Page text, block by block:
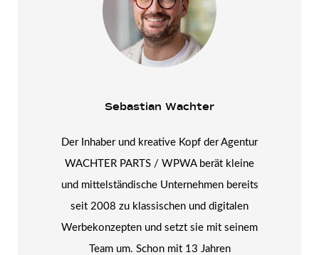
Sebastian Wachter
Der Inhaber und kreative Kopf der Agentur
WACHTER PARTS / WPWA berät kleine
und mittelständische Unternehmen bereits
seit 2008 zu klassischen und digitalen
Werbekonzepten und setzt sie mit seinem
Team um. Schon mit 13 Jahren